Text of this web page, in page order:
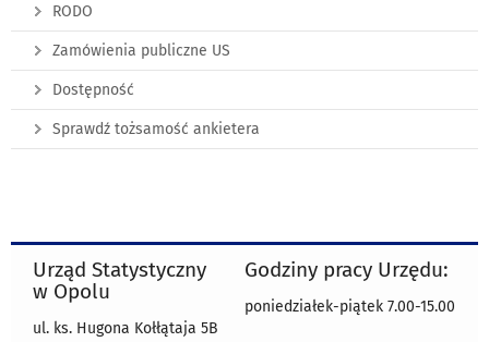
RODO
Zamówienia publiczne US
Dostępność
Sprawdź tożsamość ankietera
Urząd Statystyczny
w Opolu
ul. ks. Hugona Kołłątaja 5B
Godziny pracy Urzędu:
poniedziałek-piątek 7.00-15.00